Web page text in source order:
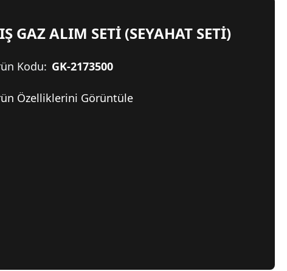
GAZ ALIM SETİ (SEYAHAT SETİ)
Kodu: GK-2173500
Özelliklerini Görüntüle